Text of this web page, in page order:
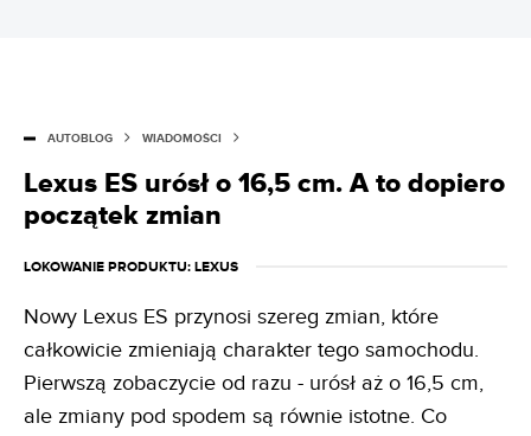
AUTOBLOG WIADOMOŚCI
Lexus ES urósł o 16,5 cm. A to dopiero
początek zmian
LOKOWANIE PRODUKTU: LEXUS
Nowy Lexus ES przynosi szereg zmian, które
całkowicie zmieniają charakter tego samochodu.
Pierwszą zobaczycie od razu - urósł aż o 16,5 cm,
ale zmiany pod spodem są równie istotne. Co